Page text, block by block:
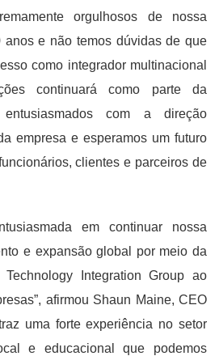
orgulhosos de nossa
anos e não temos dúvidas de que
como integrador multinacional
continuará como parte da
entusiasmados com a direção
empresa e esperamos um futuro
clientes e parceiros de
em continuar nossa
e expansão global por meio da
Integration Group ao
afirmou Shaun Maine, CEO
uma forte experiência no setor
e educacional que podemos